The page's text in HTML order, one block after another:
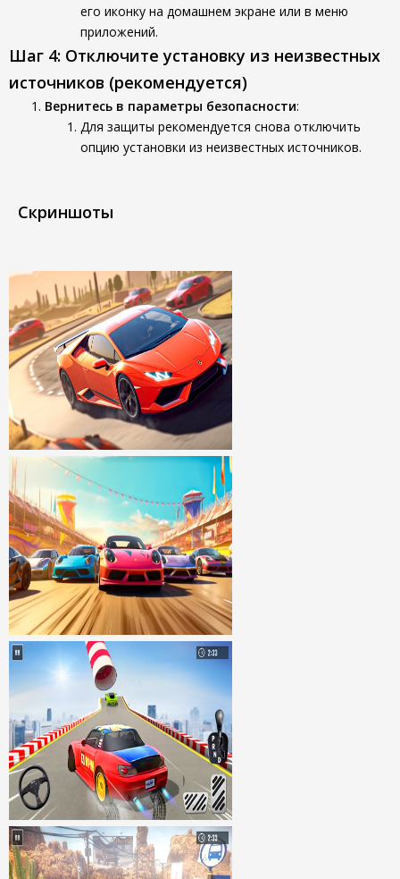
его иконку на домашнем экране или в меню
приложений.
Шаг 4: Отключите установку из неизвестных
источников (рекомендуется)
Вернитесь в параметры безопасности:
Для защиты рекомендуется снова отключить
опцию установки из неизвестных источников.
Скриншоты